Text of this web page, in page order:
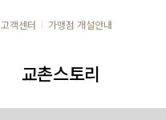
고객센터
가맹점 개설안내
교촌스토리